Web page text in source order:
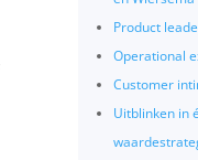
Product
Operational
Customer
Uitblinken in